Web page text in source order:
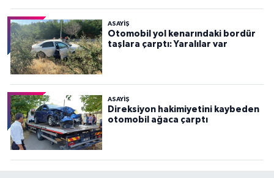
ASAYİŞ
Otomobil yol kenarındaki bordür
taşlara çarptı: Yaralılar var
ASAYİŞ
Direksiyon hakimiyetini kaybeden
otomobil ağaca çarptı